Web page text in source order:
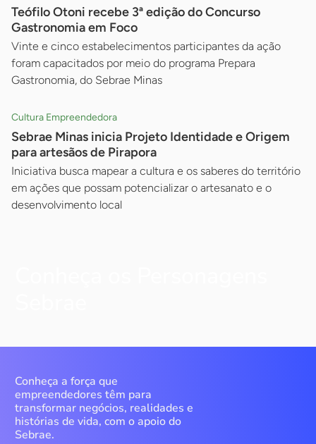
Teófilo Otoni recebe 3ª edição do Concurso
Gastronomia em Foco
Vinte e cinco estabelecimentos participantes da ação
foram capacitados por meio do programa Prepara
Gastronomia, do Sebrae Minas
Cultura Empreendedora
Sebrae Minas inicia Projeto Identidade e Origem
para artesãos de Pirapora
Iniciativa busca mapear a cultura e os saberes do território
em ações que possam potencializar o artesanato e o
desenvolvimento local
Conheça a força que
empreendedores têm para
transformar negócios, realidades e
histórias de vida, com o apoio do
Sebrae.